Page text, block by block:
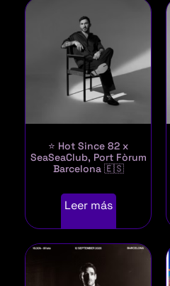
⭐ Hot Since 82 x
SeaSeaClub, Port Fòrum
Barcelona 🇪🇸
Leer más